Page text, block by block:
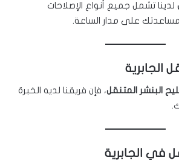
لدينا تشمل جميع أنواع الإصلاحات
على مدار الساعة.
الجابرية
البنشر المتنقل، فإن فريقنا لديه الخبرة
في الجابرية